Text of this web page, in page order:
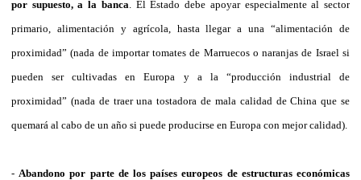
por supuesto, a la banca . El Estado debe apoyar especialmente al sector
primario, alimentación y agrícola, hasta llegar a una “alimentación de
proximidad” (nada de importar tomates de Marruecos o naranjas de Israel si
pueden ser cultivadas en Europa y a la “producción industrial de
proximidad” (nada de traer una tostadora de mala calidad de China que se
quemará al cabo de un año si puede producirse en Europa con mejor calidad).
- Abandono por parte de los países europeos de estructuras económicas